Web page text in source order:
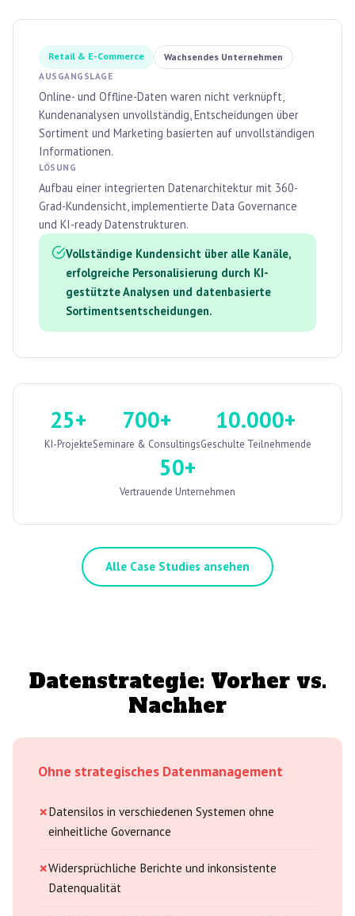
Retail & E-Commerce Wachsendes Unternehmen
AUSGANGSLAGE
Online- und Offline-Daten waren nicht verknüpft,
Kundenanalysen unvollständig, Entscheidungen über
Sortiment und Marketing basierten auf unvollständigen
Informationen.
LÖSUNG
Aufbau einer integrierten Datenarchitektur mit 360-
Grad-Kundensicht, implementierte Data Governance
und KI-ready Datenstrukturen.
Vollständige Kundensicht über alle Kanäle,
erfolgreiche Personalisierung durch KI-
gestützte Analysen und datenbasierte
Sortimentsentscheidungen.
25+
KI-Projekte
700+
Seminare & Consultings
10.000+
Geschulte Teilnehmende
50+
Vertrauende Unternehmen
Alle Case Studies ansehen
Datenstrategie: Vorher vs.
Nachher
Ohne strategisches Datenmanagement
Datensilos in verschiedenen Systemen ohne
einheitliche Governance
Widersprüchliche Berichte und inkonsistente
Datenqualität